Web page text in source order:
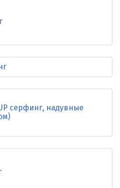
серфинг, надувные